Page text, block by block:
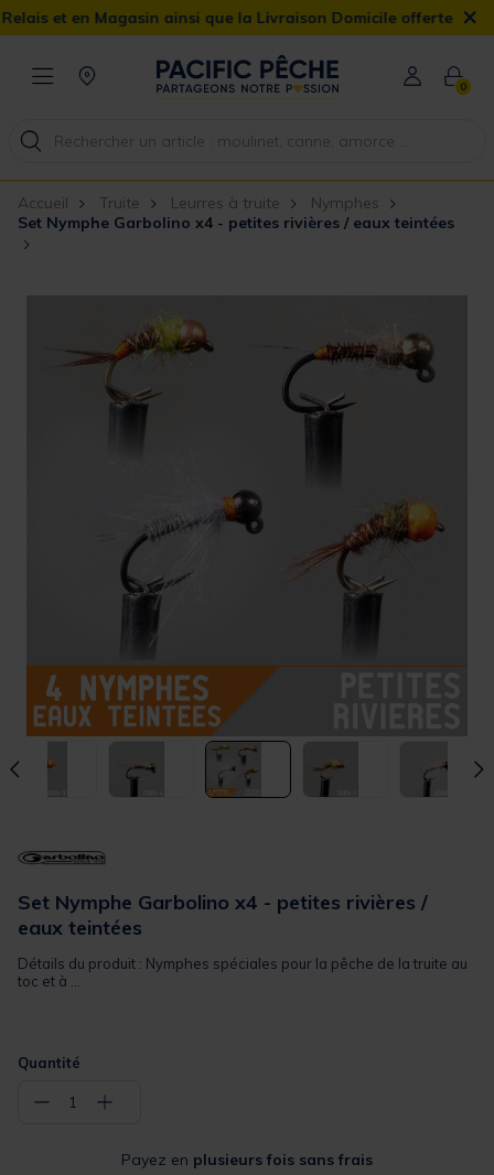
que la Livraison Domicile offerte dès 90€ ×
0
Accueil Truite Leurres à truite
Nymphes
Set Nymphe Garbolino x4 - petites rivières / eaux teintées
Set Nymphe Garbolino x4 - petites rivières /
eaux teintées
Détails du produit : Nymphes spéciales pour la pêche de la truite au
toc et à ...
Quantité
− 1 +
Payez en plusieurs fois sans frais